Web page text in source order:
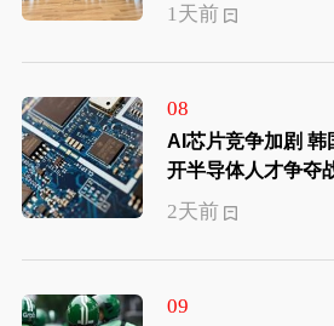
1天前
08
AI芯片竞争加剧 韩国三星与SK海力士展
开半导体人才争夺
2天前
09